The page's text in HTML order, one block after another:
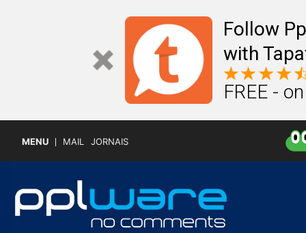
Follow
with
FREE -
MENU MAIL JORNAIS